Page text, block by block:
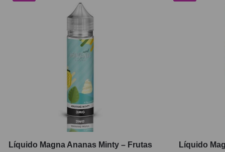
Líquido Magna Ananas Minty – Frutas
Líquido